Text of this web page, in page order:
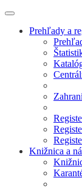
Prehľady a
Knižnica a